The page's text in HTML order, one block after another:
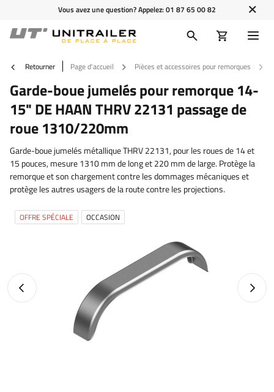
Vous avez une question? Appelez:01 87 65 00 82
Retourner Page d'accueil Pièces et accessoires pour remorques
Garde-boue jumelés pour remorque 14-
15" DE HAAN THRV 22131 passage de
roue 1310/220mm
Garde-boue jumelés métallique THRV 22131, pour les roues de 14 et
15 pouces, mesure 1310 mm de long et 220 mm de large. Protège la
remorque et son chargement contre les dommages mécaniques et
protège les autres usagers de la route contre les projections.
Photo précédente Photo
OFFRE SPÉCIALE OCCASION